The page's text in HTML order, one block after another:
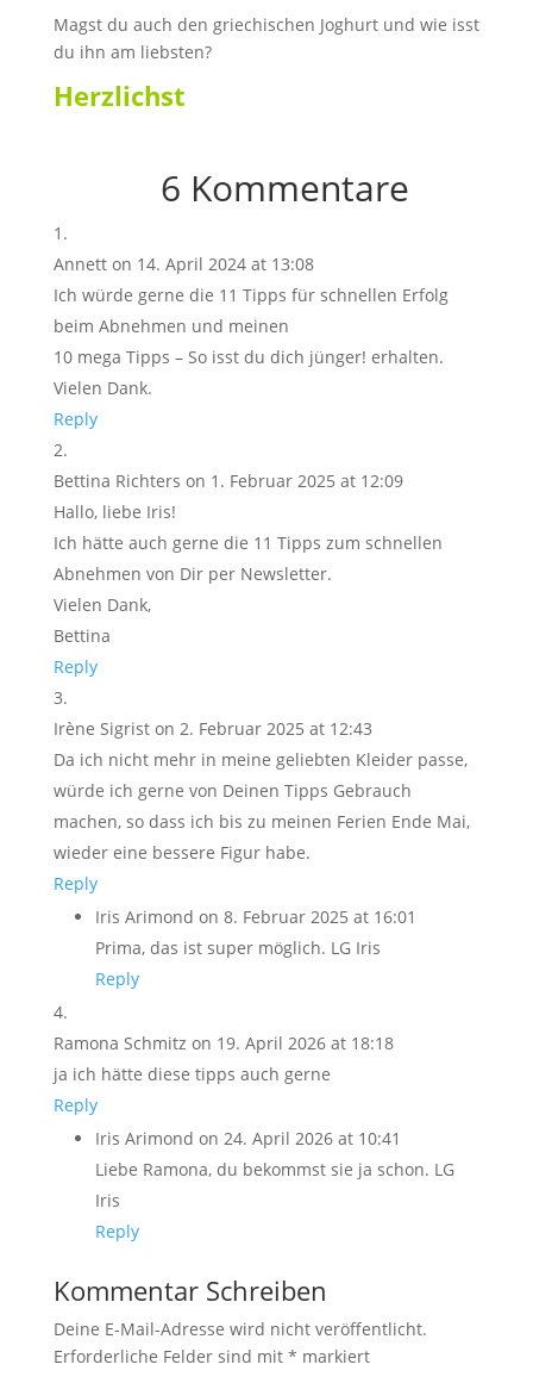
Magst du auch den griechischen Joghurt und wie isst
du ihn am liebsten?
Herzlichst
6 Kommentare
Annett on 14. April 2024 at 13:08
Ich würde gerne die 11 Tipps für schnellen Erfolg
beim Abnehmen und meinen
10 mega Tipps – So isst du dich jünger! erhalten.
Vielen Dank.
Reply
Bettina Richters on 1. Februar 2025 at 12:09
Hallo, liebe Iris!
Ich hätte auch gerne die 11 Tipps zum schnellen
Abnehmen von Dir per Newsletter.
Vielen Dank,
Bettina
Reply
Irène Sigrist on 2. Februar 2025 at 12:43
Da ich nicht mehr in meine geliebten Kleider passe,
würde ich gerne von Deinen Tipps Gebrauch
machen, so dass ich bis zu meinen Ferien Ende Mai,
wieder eine bessere Figur habe.
Reply
Iris Arimond on 8. Februar 2025 at 16:01
Prima, das ist super möglich. LG Iris
Reply
Ramona Schmitz on 19. April 2026 at 18:18
ja ich hätte diese tipps auch gerne
Reply
Iris Arimond on 24. April 2026 at 10:41
Liebe Ramona, du bekommst sie ja schon. LG
Iris
Reply
Kommentar Schreiben
Deine E-Mail-Adresse wird nicht veröffentlicht.
Erforderliche Felder sind mit * markiert